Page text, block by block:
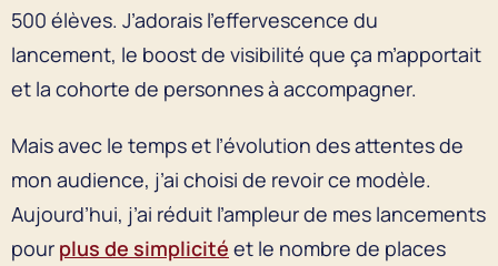
500 élèves. J’adorais l’effervescence du
lancement, le boost de visibilité que ça m’apportait
et la cohorte de personnes à accompagner.
Mais avec le temps et l’évolution des attentes de
mon audience, j’ai choisi de revoir ce modèle.
Aujourd’hui, j’ai réduit l’ampleur de mes lancements
pour plus de simplicité et le nombre de places